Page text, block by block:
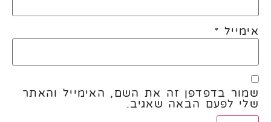
אימייל *
שמור בדפדפן זה את השם, האימייל והאתר
שלי לפעם הבאה שאגיב.